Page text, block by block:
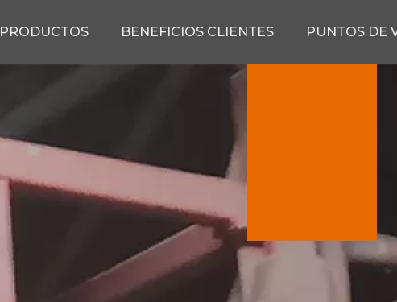
PRODUCTOS BENEFICIOS CLIENTES PUNTOS DE